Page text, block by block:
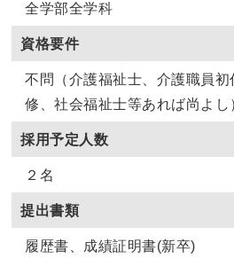
全学部全学科
資格要件
不問（介護福祉士、介護職員
修、社会福祉士等あれば尚よし
採用予定人数
２名
提出書類
履歴書、成績証明書(新卒)